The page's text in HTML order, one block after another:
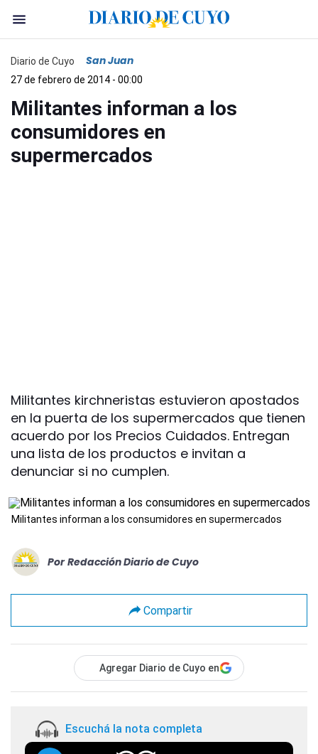
Diario de Cuyo San Juan
27 de febrero de 2014 - 00:00
Militantes informan a los
consumidores en
supermercados
Militantes kirchneristas estuvieron apostados
en la puerta de los supermercados que tienen
acuerdo por los Precios Cuidados. Entregan
una lista de los productos e invitan a
denunciar si no cumplen.
Militantes informan a los consumidores en supermercados
Por Redacción Diario de Cuyo
Compartir
Agregar Diario de Cuyo en
Escuchá la nota completa